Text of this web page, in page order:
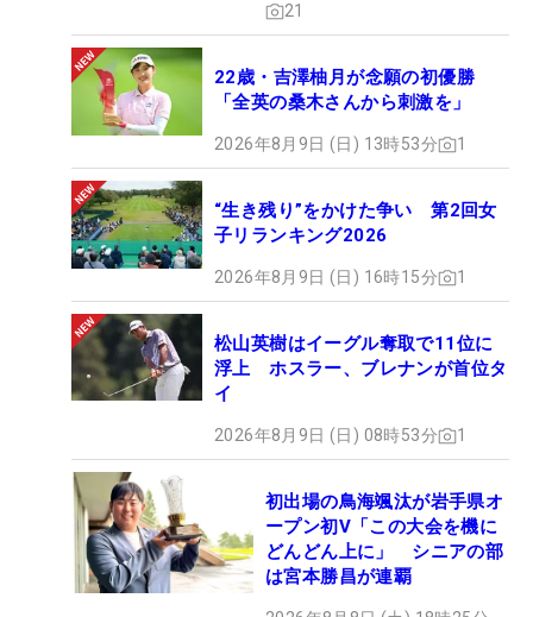
21
22歳・吉澤柚月が念願の初優勝
「全英の桑木さんから刺激を」
2026年8月9日 (日) 13時53分 1
“生き残り”をかけた争い 第2回女
子リランキング2026
2026年8月9日 (日) 16時15分 1
松山英樹はイーグル奪取で11位に
浮上 ホスラー、ブレナンが首位タ
イ
2026年8月9日 (日) 08時53分 1
初出場の鳥海颯汰が岩手県オ
ープン初V「この大会を機に
どんどん上に」 シニアの部
は宮本勝昌が連覇